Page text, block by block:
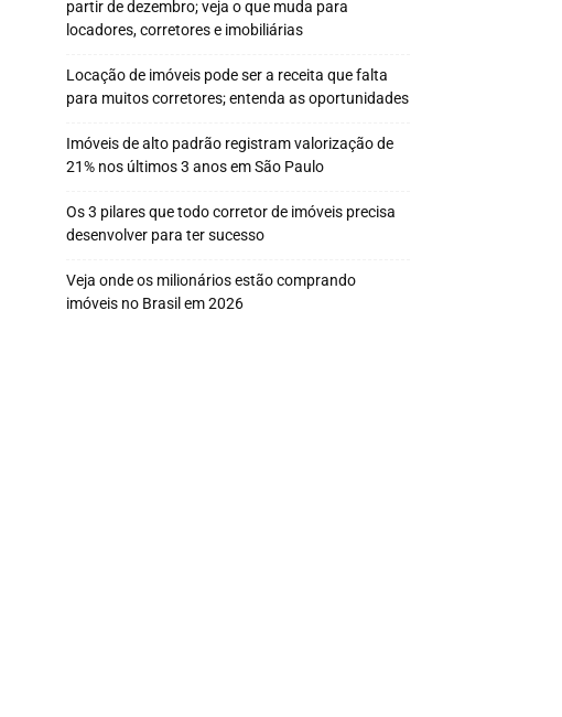
partir de dezembro; veja o que muda para
locadores, corretores e imobiliárias
Locação de imóveis pode ser a receita que falta
para muitos corretores; entenda as oportunidades
Imóveis de alto padrão registram valorização de
21% nos últimos 3 anos em São Paulo
Os 3 pilares que todo corretor de imóveis precisa
desenvolver para ter sucesso
Veja onde os milionários estão comprando
imóveis no Brasil em 2026